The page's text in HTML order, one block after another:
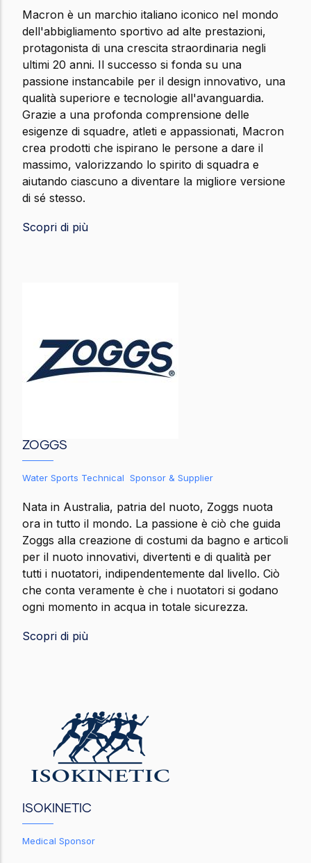
Macron è un marchio italiano iconico nel mondo
dell'abbigliamento sportivo ad alte prestazioni,
protagonista di una crescita straordinaria negli
ultimi 20 anni. Il successo si fonda su una
passione instancabile per il design innovativo, una
qualità superiore e tecnologie all'avanguardia.
Grazie a una profonda comprensione delle
esigenze di squadre, atleti e appassionati, Macron
crea prodotti che ispirano le persone a dare il
massimo, valorizzando lo spirito di squadra e
aiutando ciascuno a diventare la migliore versione
di sé stesso.
Scopri di più
ZOGGS
Water Sports Technical Sponsor & Supplier
Nata in Australia, patria del nuoto, Zoggs nuota
ora in tutto il mondo. La passione è ciò che guida
Zoggs alla creazione di costumi da bagno e articoli
per il nuoto innovativi, divertenti e di qualità per
tutti i nuotatori, indipendentemente dal livello. Ciò
che conta veramente è che i nuotatori si godano
ogni momento in acqua in totale sicurezza.
Scopri di più
ISOKINETIC
Medical Sponsor